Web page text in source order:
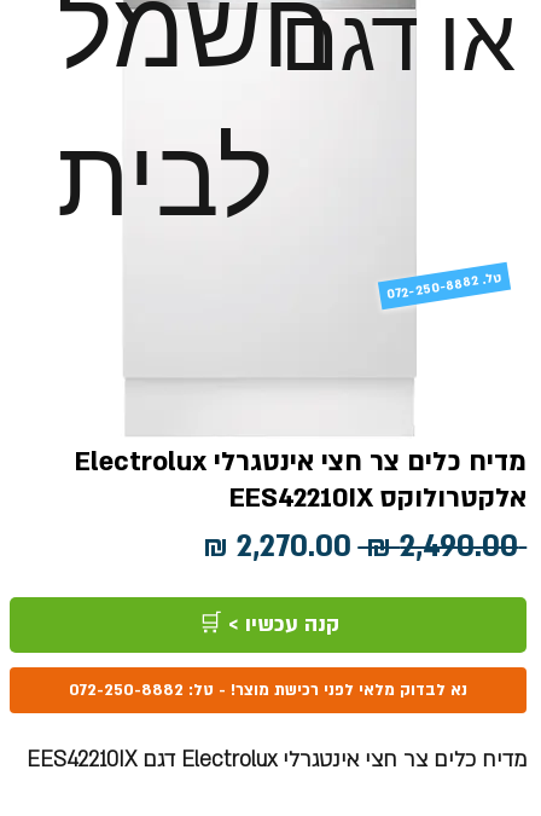
או דגם
לבית
מדיח כלים צר חצי אינטגרלי Electrolux
אלקטרולוקס EES42210IX
‏2,490.00 ‏₪
מחיר
רגיל
מבצע
קנה עכשיו > 🛒
נא לבדוק מלאי לפני רכישת מוצר! - טל: 072-250-8882
מדיח כלים צר חצי אינטגרלי Electrolux דגם EES42210IX
072-250-8882 .טל